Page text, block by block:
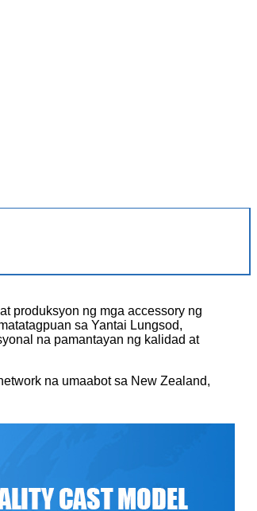
produksyon ng mga accessory ng
sa Yantai Lungsod,
na pamantayan ng kalidad at
na umaabot sa New Zealand,